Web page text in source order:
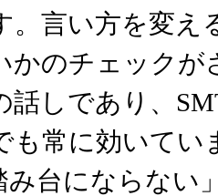
。言い方を変
かのチェックが
話しであり、
も常に効いて
み台にならな